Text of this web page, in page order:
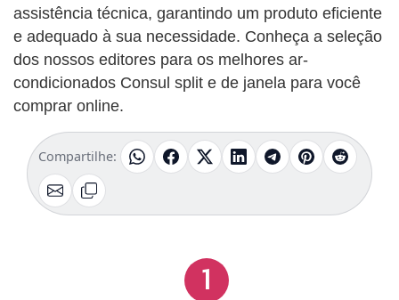
assistência técnica, garantindo um produto eficiente
e adequado à sua necessidade. Conheça a seleção
dos nossos editores para os melhores ar-
condicionados Consul split e de janela para você
comprar online.
Compartilhe:
1